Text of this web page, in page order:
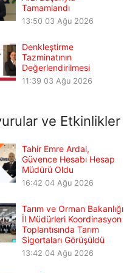
Tamamlandı
13:50 03 Ağu 2026
Denkleştirme
Tazminatının
Değerlendirilmesi
11:39 03 Ağu 2026
ve Etkinlikler
Tahir Emre Ardal,
Güvence Hesabı Hesap
Müdürü Oldu
16:42 04 Ağu 2026
Tarım ve Orman Bakanlığı
İl Müdürleri Koordinasyon
Toplantısında Tarım
Sigortaları Görüşüldü
13:42 04 Ağu 2026